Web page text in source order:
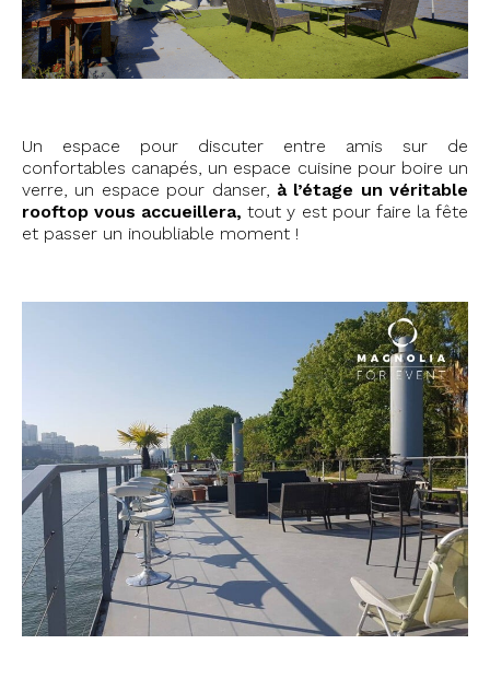
Un espace pour discuter entre amis sur de
confortables canapés, un espace cuisine pour boire un
verre, un espace pour danser, à l’étage un véritable
rooftop vous accueillera, tout y est pour faire la fête
et passer un inoubliable moment !